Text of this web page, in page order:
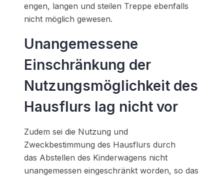
engen, langen und steilen Treppe ebenfalls
nicht möglich gewesen.
Unangemessene
Einschränkung der
Nutzungsmöglichkeit des
Hausflurs lag nicht vor
Zudem sei die Nutzung und
Zweckbestimmung des Hausflurs durch
das Abstellen des Kinderwagens nicht
unangemessen eingeschränkt worden, so das